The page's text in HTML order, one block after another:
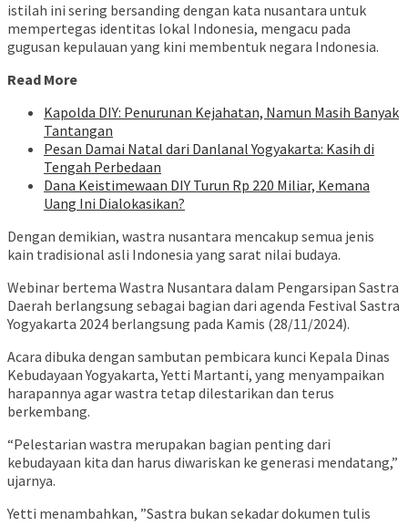
istilah ini sering bersanding dengan kata nusantara untuk
mempertegas identitas lokal Indonesia, mengacu pada
gugusan kepulauan yang kini membentuk negara Indonesia.
Read More
Kapolda DIY: Penurunan Kejahatan, Namun Masih Banyak
Tantangan
Pesan Damai Natal dari Danlanal Yogyakarta: Kasih di
Tengah Perbedaan
Dana Keistimewaan DIY Turun Rp 220 Miliar, Kemana
Uang Ini Dialokasikan?
Dengan demikian, wastra nusantara mencakup semua jenis
kain tradisional asli Indonesia yang sarat nilai budaya.
Webinar bertema Wastra Nusantara dalam Pengarsipan Sastra
Daerah berlangsung sebagai bagian dari agenda Festival Sastra
Yogyakarta 2024 berlangsung pada Kamis (28/11/2024).
Acara dibuka dengan sambutan pembicara kunci Kepala Dinas
Kebudayaan Yogyakarta, Yetti Martanti, yang menyampaikan
harapannya agar wastra tetap dilestarikan dan terus
berkembang.
“Pelestarian wastra merupakan bagian penting dari
kebudayaan kita dan harus diwariskan ke generasi mendatang,”
ujarnya.
Yetti menambahkan, ”Sastra bukan sekadar dokumen tulis